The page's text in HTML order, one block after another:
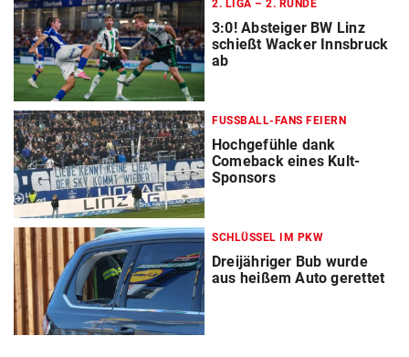
2. LIGA – 2. RUNDE
3:0! Absteiger BW Linz
schießt Wacker Innsbruck
ab
FUSSBALL-FANS FEIERN
Hochgefühle dank
Comeback eines Kult-
Sponsors
SCHLÜSSEL IM PKW
Dreijähriger Bub wurde
aus heißem Auto gerettet